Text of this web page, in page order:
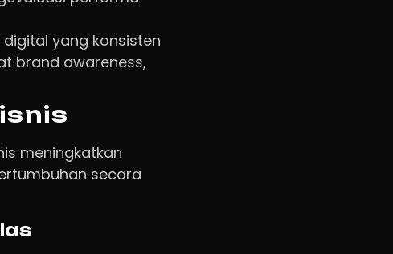
yang konsisten
brand awareness,
meningkatkan
secara